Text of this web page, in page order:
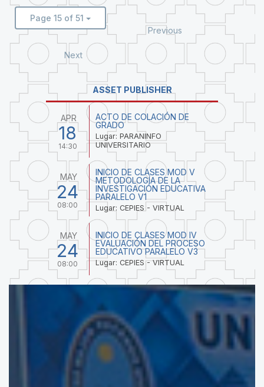
Page 15 of 51
Previous
Next
ASSET PUBLISHER
APR
18
14:30
ACTO DE COLACIÓN DE
GRADO
Lugar: PARANINFO
UNIVERSITARIO
MAY
24
08:00
INICIO DE CLASES MOD V
METODOLOGÍA DE LA
INVESTIGACIÓN EDUCATIVA
PARALELO V1
Lugar: CEPIES - VIRTUAL
MAY
24
08:00
INICIO DE CLASES MOD IV
EVALUACIÓN DEL PROCESO
EDUCATIVO PARALELO V3
Lugar: CEPIES - VIRTUAL